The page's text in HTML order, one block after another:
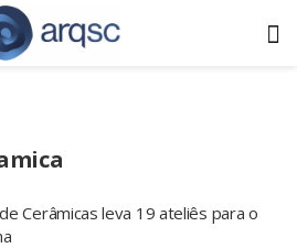
Cerâmicas leva 19 ateliês para o